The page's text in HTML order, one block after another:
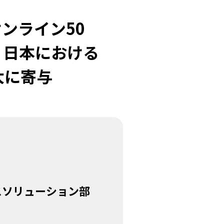
ライン50
本における
寄与
リューション部